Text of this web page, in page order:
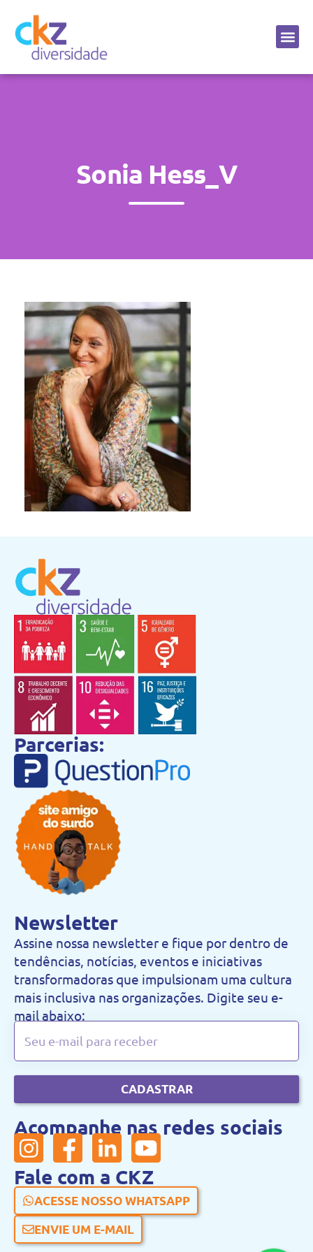
Sonia Hess_V
Parcerias:
Newsletter
Assine nossa newsletter e fique por dentro de
tendências, notícias, eventos e iniciativas
transformadoras que impulsionam uma cultura
mais inclusiva nas organizações. Digite seu e-
mail abaixo:
CADASTRAR
Acompanhe nas redes sociais
Fale com a CKZ
ACESSE NOSSO WHATSAPP
ENVIE UM E-MAIL